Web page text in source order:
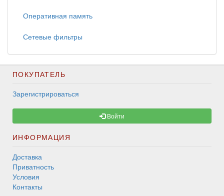
Оперативная память
Сетевые фильтры
ПОКУПАТЕЛЬ
Зарегистрироваться
Войти
ИНФОРМАЦИЯ
Доставка
Приватность
Условия
Контакты